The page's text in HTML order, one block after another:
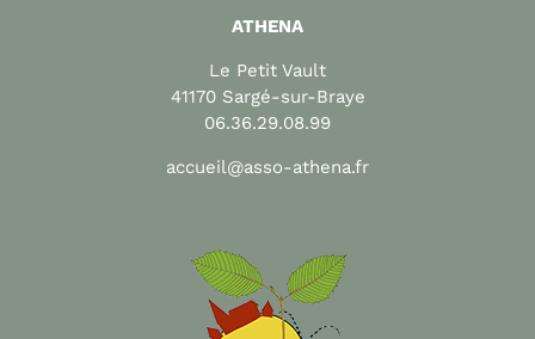
ATHENA
Le Petit Vault
41170 Sargé-sur-Braye
06.36.29.08.99
accueil@asso-athena.fr